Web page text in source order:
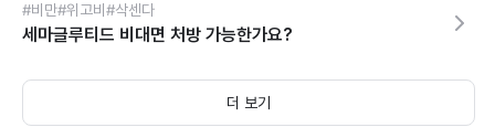
#비만#위고비 #삭센다
세마글루티드 비대면 처방 가능한가요?
더 보기